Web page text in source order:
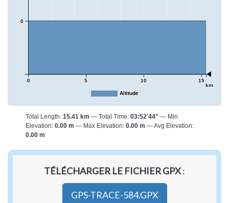
0 5 10 15
km
0
Altitude
Total Length: 15.41 km Total Time: 03:52'44"
Min
Elevation: 0.00 m Max Elevation: 0.00 m
Avg Elevation:
0.00 m
TÉLÉCHARGER LE FICHIER GPX:
GPS-TRACE-584.GPX